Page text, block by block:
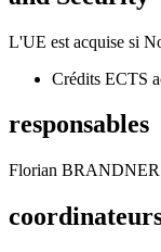
L'UE est acquise si
Crédits ECTS
responsables
Florian BRANDNER